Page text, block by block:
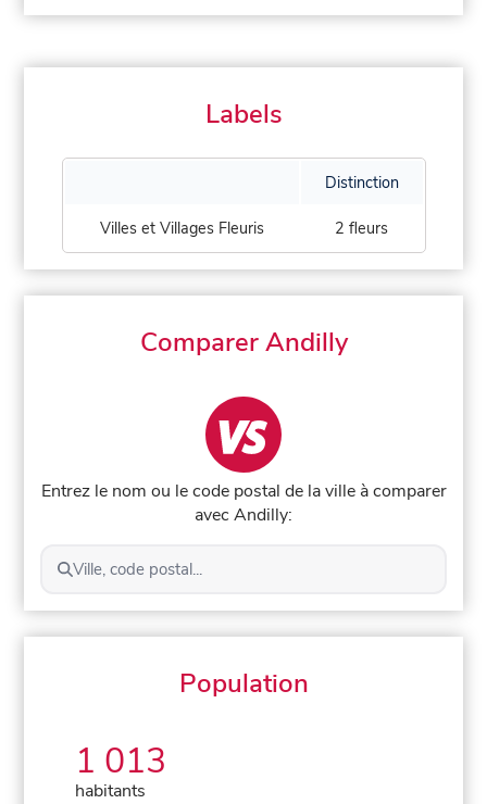
Labels
Distinction
Villes et Villages Fleuris 2 fleurs
Comparer Andilly
Entrez le nom ou le code postal de la ville à comparer
avec Andilly:
Ville, code postal...
Population
1 013
habitants